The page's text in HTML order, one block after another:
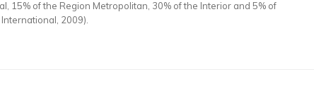
15% of the Region Metropolitan, 30% of the Interior and 5% of
2009).